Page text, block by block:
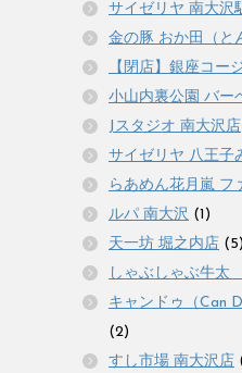
サイゼリヤ 南大沢
金の豚 おか田（と
【閉店】銀座コー
小山内裏公園 バー
Jスタジオ 南大沢店
サイゼリヤ 八王子
らあめん花月嵐 フ
ルパ 南大沢 (1)
天一坊 堀之内店 (5)
しゃぶしゃぶ牛太
キャンドゥ（Can
(2)
すし市場 南大沢店